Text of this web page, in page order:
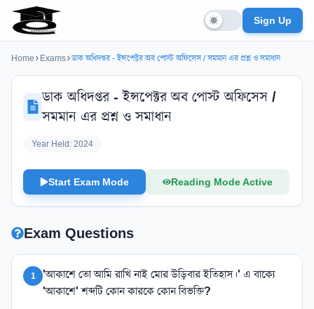
Sign Up
Home Exams ডাক অধিদপ্তর - ইন্সপেক্টর অব পোস্ট অফিসেস / সমমান এর প্রশ্ন ও সমাধান
ডাক অধিদপ্তর - ইন্সপেক্টর অব পোস্ট অফিসেস /
সমমান এর প্রশ্ন ও সমাধান
Year Held: 2024
Start Exam Mode Reading Mode Active
Exam Questions
1
'আকাশে তো আমি রাখি নাই মোর উড়িবার ইতিহাস।' এ বাক্যে
'আকাশে' শব্দটি কোন কারকে কোন বিভক্তি?